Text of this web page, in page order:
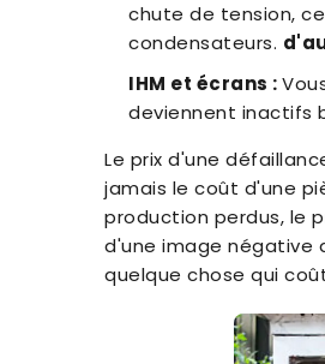
chute de tension,
condensateurs.
IHM et écrans :
deviennent inactifs
Le prix d'une
jamais le coût d'une
production perdus, le
d'une image négative
quelque chose qui